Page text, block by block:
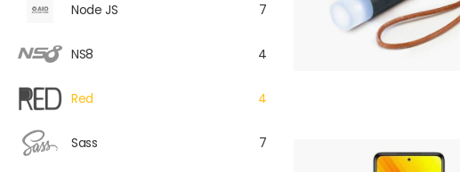
Node JS 7
NS8 4
Red 4
Sass 7